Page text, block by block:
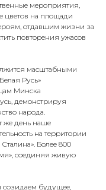
мероприятия,
цветов на площади
отдавшим жизни за
повторения ужасов
масштабными
Русь»
Минска
демонстрируя
народа.
же день наше
на территории
Более 800
соединяя живую
будущее,